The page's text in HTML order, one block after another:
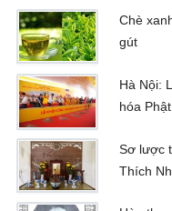
Chè
gút
Hà Nội:
hóa
Sơ lược
Thích